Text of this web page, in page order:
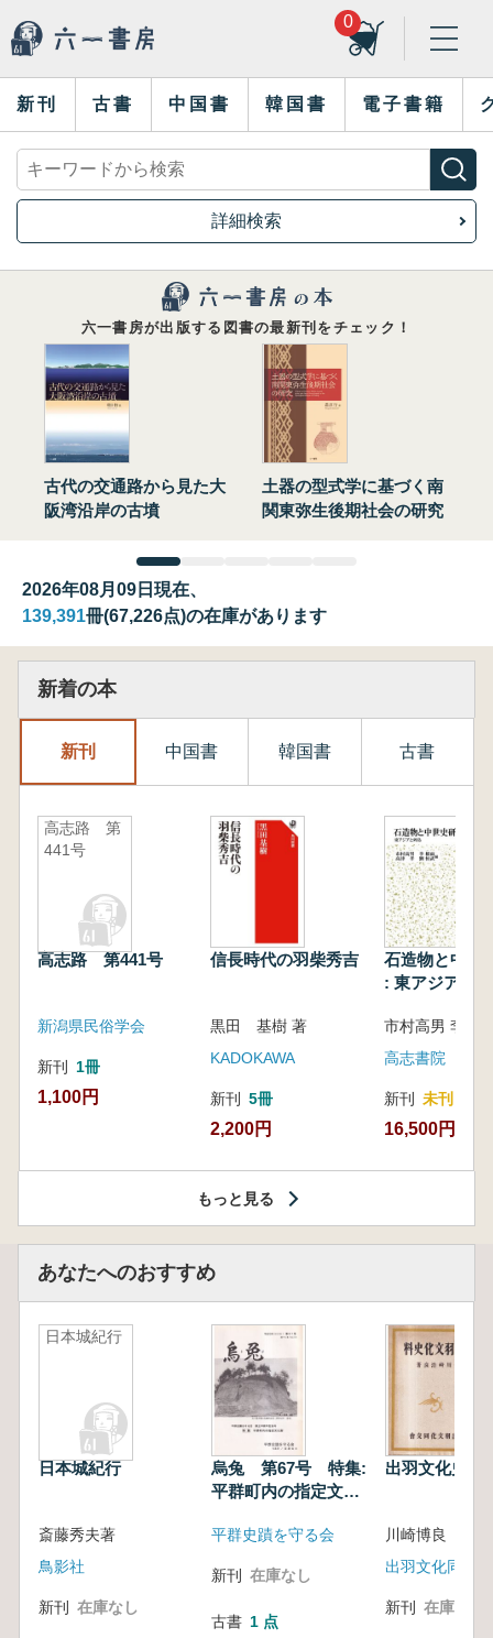
0
新刊 古書 中国書 韓国書 電子書籍
詳細検索
六一書房が出版する図書の最新刊をチェック！
古代の交通路から見た大
阪湾沿岸の古墳
土器の型式学に基づく南
関東弥生後期社会の研究
2026年08月09日現在、
139,391冊(67,226点)の在庫があります
新着の本
新刊 中国書 韓国書 古書
高志路 第
441号
高志路 第441号
新潟県民俗学会
新刊 1冊
1,100円
信長時代の羽柴秀吉
黒田 基樹 著
KADOKAWA
新刊 5冊
2,200円
石造物と中世
: 東アジアと
高志書院
新刊 未刊
16,500円
もっと見る
あなたへのおすすめ
日本城紀行
日本城紀行
斎藤秀夫著
鳥影社
新刊 在庫なし
烏兔 第67号 特集:
平群町内の指定文化
平群史蹟を守る会
新刊 在庫なし
古書 1 点
出羽文化史料
川崎博良
出羽文化同交会
新刊 在庫なし